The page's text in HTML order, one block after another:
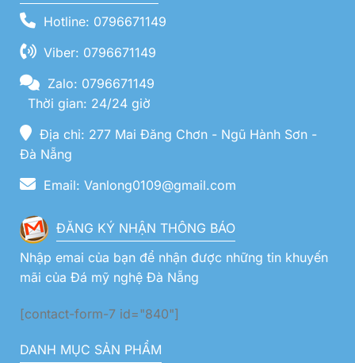
Hotline: 0796671149
Viber: 0796671149
Zalo: 0796671149
Thời gian: 24/24 giờ
Địa chỉ: 277 Mai Đăng Chơn - Ngũ Hành Sơn -
Đà Nẵng
Email: Vanlong0109@gmail.com
ĐĂNG KÝ NHẬN THÔNG BÁO
Nhập emai của bạn để nhận được những tin khuyến
mãi của Đá mỹ nghệ Đà Nẵng
[contact-form-7 id="840"]
DANH MỤC SẢN PHẨM